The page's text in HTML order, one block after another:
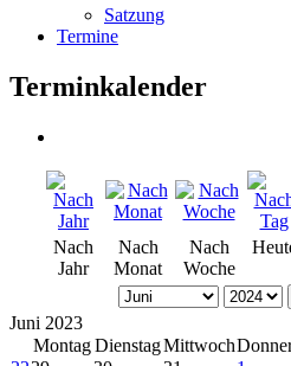
Satzung
Termine
Terminkalender
Nach
Jahr
Nach
Monat
Nach
Woche
Juni 2023
Montag DienstagMittwoch